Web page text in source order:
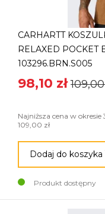
CARHARTT
RELAXED POCKET
103296.BRN.S005
98,10 zł 109,00
Najniższa cena w
109,00 zł
Dodaj do koszyka
Produkt dostępny